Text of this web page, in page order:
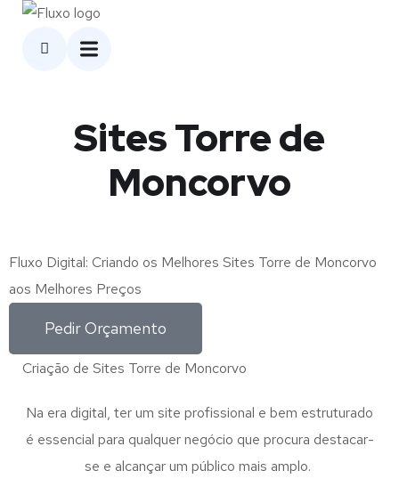
Sites Torre de
Moncorvo
Fluxo Digital: Criando os Melhores Sites Torre de Moncorvo
aos Melhores Preços
Pedir Orçamento
Criação de Sites Torre de Moncorvo
Na era digital, ter um site profissional e bem estruturado
é essencial para qualquer negócio que procura destacar-
se e alcançar um público mais amplo.